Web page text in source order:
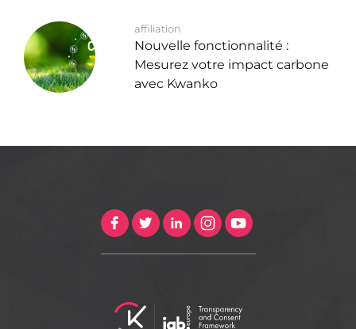
affiliation
Nouvelle fonctionnalité :
Mesurez votre impact carbone
avec Kwanko